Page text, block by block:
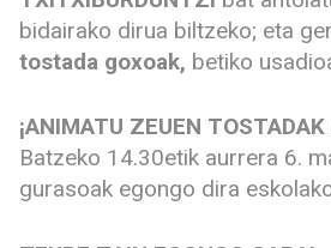
bidairako dirua biltzeko; eta
tostada goxoak, betiko
¡ANIMATU ZEUEN
Batzeko 14.30etik aurrera 6.
gurasoak egongo dira